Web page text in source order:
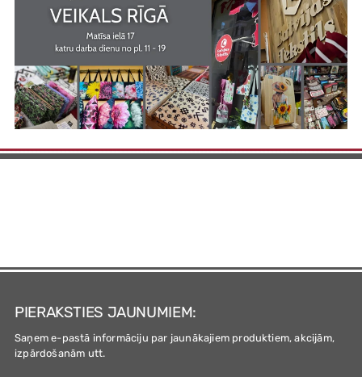
PIERAKSTIES JAUNUMIEM:
Saņem e-pastā informāciju par jaunākajiem produktiem, akcijām,
izpārdošanām utt.